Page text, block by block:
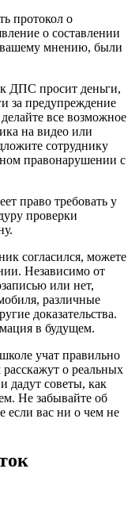
протокол о
о составлении
вашему мнению, были
ДПС просит деньги,
за предупреждение
все возможное
на видео или
сотруднику
правонарушении с
право требовать у
проверки
согласился, можете
Независимо от
или нет,
различные
доказательства.
в будущем.
учат правильно
о реальных
дадут советы, как
Не забывайте об
если вас ни о чем не